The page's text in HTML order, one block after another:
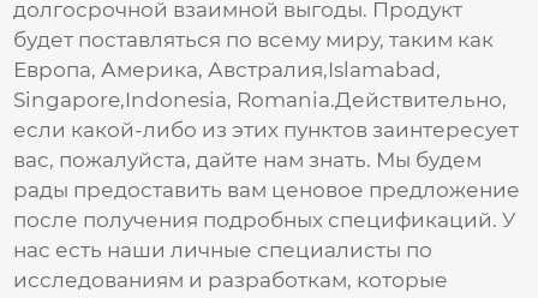
долгосрочной взаимной выгоды. Продукт
будет поставляться по всему миру, таким как
Европа, Америка, Австралия,Islamabad,
Singapore,Indonesia, Romania.Действительно,
если какой-либо из этих пунктов заинтересует
вас, пожалуйста, дайте нам знать. Мы будем
рады предоставить вам ценовое предложение
после получения подробных спецификаций. У
нас есть наши личные специалисты по
исследованиям и разработкам, которые